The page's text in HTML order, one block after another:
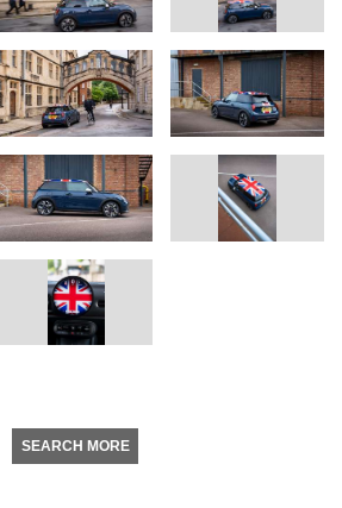
SEARCH MORE